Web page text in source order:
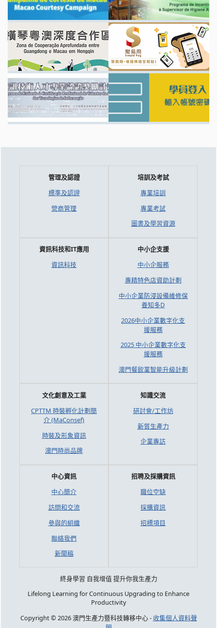
管理及認證
標準及認證
營商管理
培訓及考試
專業培訓
專業考試
圖書及學習資源
資訊科技和IT應用
資訊科技
中小企支援
中小企服務
專精特色店資助計劃
中小企業防浸設備維修保
養知多D
2026中小企業數字化支
援服務
2025 中小企業數字化支
援服務
澳門餐飲業智能升級計劃
文化創意及工業
CPTTM 時裝孵化計劃簡
介 (MaConsef)
時裝及形象資訊
澳門時尚品牌
知識交流
研討會/工作坊
新質生產力
企業專訪
中心資訊
中心簡介
訪問和交流
參與的組織
聯絡我們
新聞稿
招聘及採購資訊
職位空缺
採購資訊
招標項目
終身學習 自我增值 提升你我生產力
Lifelong Learning for Continuous Upgrading to Enhance
Productivity
Copyright © 2026 澳門生產力暨科技轉移中心 - 收集個人資料聲